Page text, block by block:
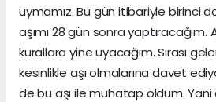
uymamız. Bu gün itibariyle birinci
aşımı 28 gün sonra yaptıracağım.
kurallara yine uyacağım. Sırası
kesinlikle aşı olmalarına davet
de bu aşı ile muhatap oldum. Yani